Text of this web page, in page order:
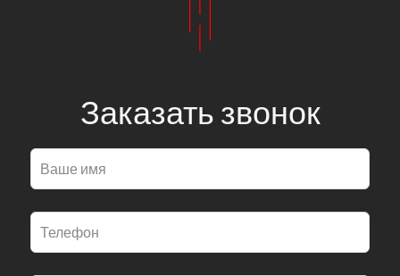
Заказать звонок
Оставьте
это
поле
пустым